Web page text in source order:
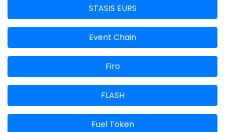
STASIS EURS
Event Chain
Firo
FLASH
Fuel Token